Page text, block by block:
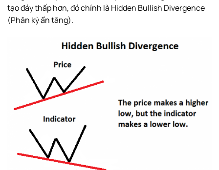
tạo đáy thấp hơn, đó chính là Hidden Bullish Divergence
(Phân kỳ ẩn tăng).